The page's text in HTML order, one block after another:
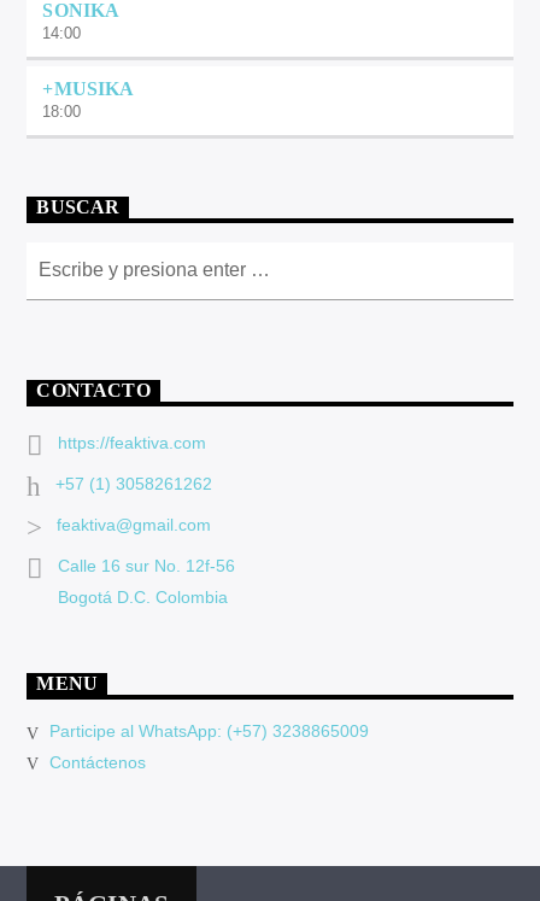
SONIKA
14:00
+MUSIKA
18:00
BUSCAR
CONTACTO
https://feaktiva.com
+57 (1) 3058261262
feaktiva@gmail.com
Calle 16 sur No. 12f-56
Bogotá D.C. Colombia
MENU
Participe al WhatsApp: (+57) 3238865009
Contáctenos